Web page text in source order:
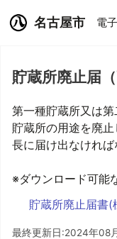
名古屋市 電
貯蔵所廃止届
第一種貯蔵所又は第
貯蔵所の用途を廃
長に届け出なければ
※ダウンロード可能
貯蔵所廃止届書(
最終更新日:2024年08